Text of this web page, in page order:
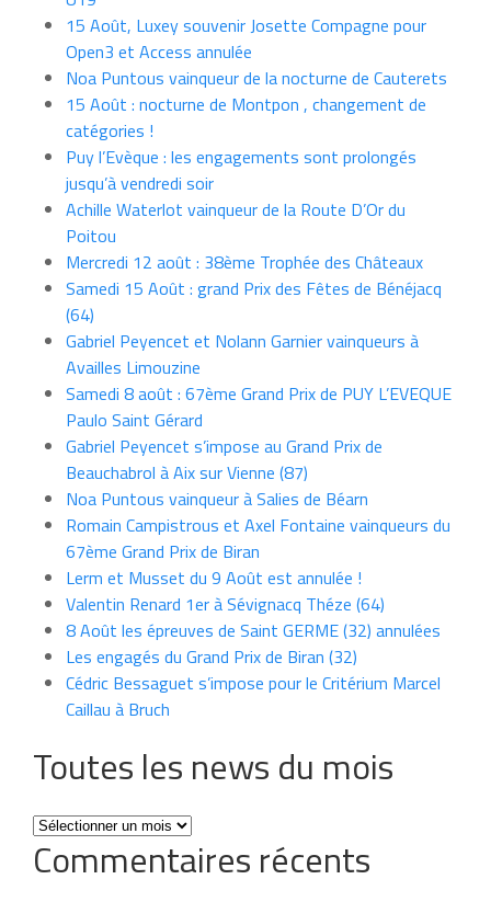
15 Août, Luxey souvenir Josette Compagne pour
Open3 et Access annulée
Noa Puntous vainqueur de la nocturne de Cauterets
15 Août : nocturne de Montpon , changement de
catégories !
Puy l’Evèque : les engagements sont prolongés
jusqu’à vendredi soir
Achille Waterlot vainqueur de la Route D’Or du
Poitou
Mercredi 12 août : 38ème Trophée des Châteaux
Samedi 15 Août : grand Prix des Fêtes de Bénéjacq
(64)
Gabriel Peyencet et Nolann Garnier vainqueurs à
Availles Limouzine
Samedi 8 août : 67ème Grand Prix de PUY L’EVEQUE
Paulo Saint Gérard
Gabriel Peyencet s’impose au Grand Prix de
Beauchabrol à Aix sur Vienne (87)
Noa Puntous vainqueur à Salies de Béarn
Romain Campistrous et Axel Fontaine vainqueurs du
67ème Grand Prix de Biran
Lerm et Musset du 9 Août est annulée !
Valentin Renard 1er à Sévignacq Théze (64)
8 Août les épreuves de Saint GERME (32) annulées
Les engagés du Grand Prix de Biran (32)
Cédric Bessaguet s’impose pour le Critérium Marcel
Caillau à Bruch
Toutes les news du mois
Toutes
les
news
Commentaires récents